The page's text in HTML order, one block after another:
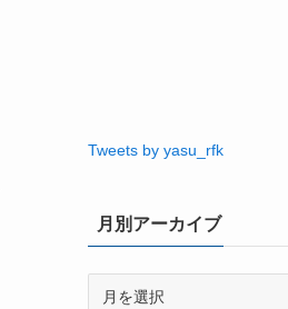
Tweets by yasu_rfk
月別アーカイブ